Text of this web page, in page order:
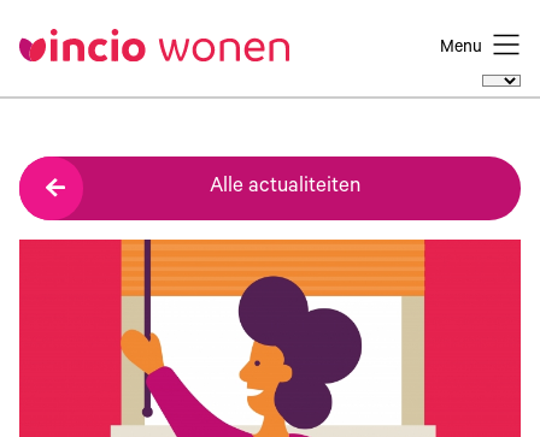
Menu
Alle actualiteiten